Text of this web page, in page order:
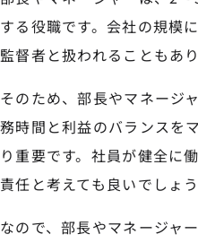
する役職です。会社の規模
監督者と扱われることもあり
そのため、部長やマネージ
務時間と利益のバランスを
り重要です。社員が健全に
責任と考えても良いでしょう
なので、部長やマネージャ